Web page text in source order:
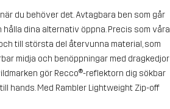
du behöver det. Avtagbara ben som går
dina alternativ öppna. Precis som våra
till största del återvunna material, som
midja och benöppningar med dragkedjor
gör Recco®-reflektorn dig sökbar
hands. Med Rambler Lightweight Zip-off